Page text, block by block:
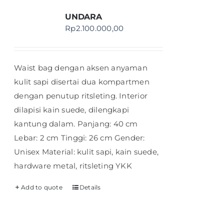
UNDARA
Rp2.100.000,00
Waist bag dengan aksen anyaman
kulit sapi disertai dua kompartmen
dengan penutup ritsleting. Interior
dilapisi kain suede, dilengkapi
kantung dalam. Panjang: 40 cm
Lebar: 2 cm Tinggi: 26 cm Gender:
Unisex Material: kulit sapi, kain suede,
hardware metal, ritsleting YKK
Add to quote Details